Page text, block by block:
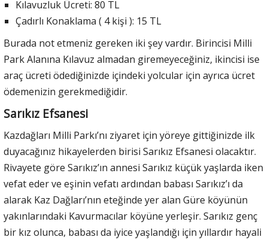
Kılavuzluk Ücreti: 80 TL
Çadırlı Konaklama ( 4 kişi ): 15 TL
Burada not etmeniz gereken iki şey vardır. Birincisi Milli
Park Alanına Kılavuz almadan giremeyeceğiniz, ikincisi ise
araç ücreti ödediğinizde içindeki yolcular için ayrıca ücret
ödemenizin gerekmediğidir.
Sarıkız Efsanesi
Kazdağları Milli Parkı’nı ziyaret için yöreye gittiğinizde ilk
duyacağınız hikayelerden birisi Sarıkız Efsanesi olacaktır.
Rivayete göre Sarıkız’ın annesi Sarıkız küçük yaşlarda iken
vefat eder ve eşinin vefatı ardından babası Sarıkız’ı da
alarak Kaz Dağları’nın eteğinde yer alan Güre köyünün
yakınlarındaki Kavurmacılar köyüne yerleşir. Sarıkız genç
bir kız olunca, babası da iyice yaşlandığı için yıllardır hayali